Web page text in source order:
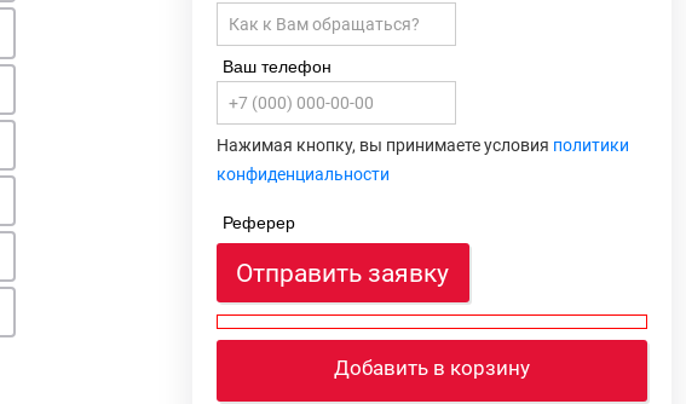
Ваш телефон
Нажимая кнопку, вы принимаете условия политики
конфиденциальности
Реферер
Отправить заявку
Добавить в корзину